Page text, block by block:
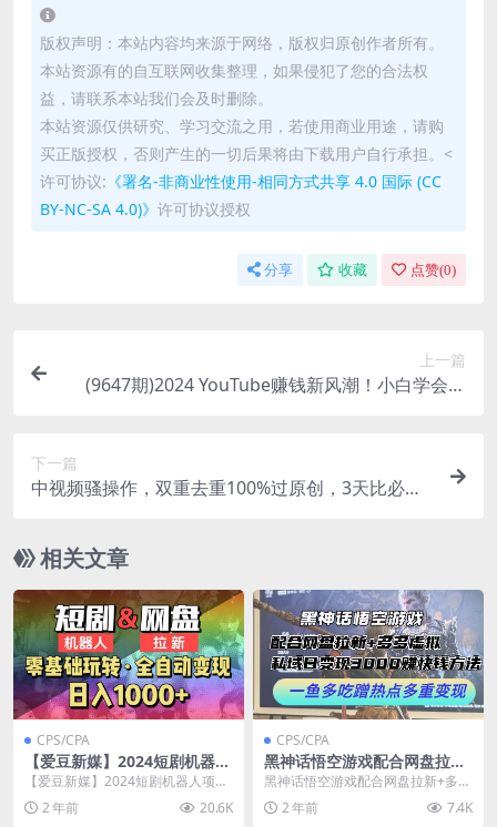
版权声明：本站内容均来源于网络，版权归原创作者所有。
本站资源有的自互联网收集整理，如果侵犯了您的合法权
益，请联系本站我们会及时删除。
本站资源仅供研究、学习交流之用，若使用商业用途，请购
买正版授权，否则产生的一切后果将由下载用户自行承担。<
许可协议: 《署名-非商业性使用-相同方式共享 4.0 国际 (CC
BY-NC-SA 4.0)》 许可协议授权
分享 收藏 点赞(0)
上一篇
(9647期)2024 YouTube赚钱新风潮！小白学会这
下一篇
中视频骚操作，双重去重100%过原创，3天比必起
相关文章
CPS/CPA
【爱豆新媒】2024短剧机器人
项目，全自动网盘拉新，日入
1000+【揭秘】
【爱豆新媒】2024短剧机器人项
目，全自动网盘拉新，日入1000+
【揭秘】 继上...
2 年前 20.6K
CPS/CPA
黑神话悟空游戏配合网盘拉新
+多多虚拟+私域日变现3k+赚
快钱方法，一鱼多吃蹭热点多
重变现【揭秘】
黑神话悟空游戏配合网盘拉新+多多
虚拟+私域日变现3k+赚快钱方法，
一鱼多吃蹭热点...
2 年前 7.4K